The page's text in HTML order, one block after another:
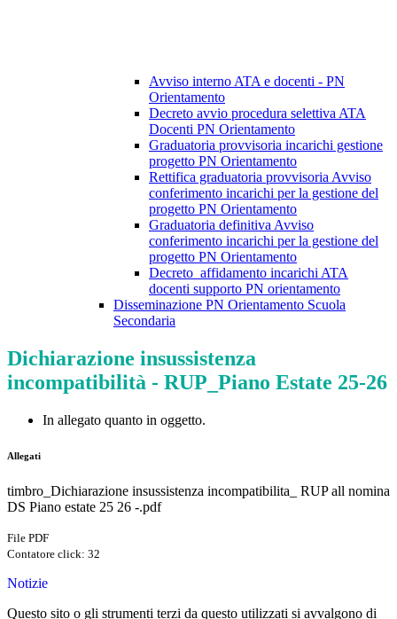
Avviso interno ATA e docenti - PN
Orientamento
Decreto avvio procedura selettiva ATA
Docenti PN Orientamento
Graduatoria provvisoria incarichi gestione
progetto PN Orientamento
Rettifica graduatoria provvisoria Avviso
conferimento incarichi per la gestione del
progetto PN Orientamento
Graduatoria definitiva Avviso
conferimento incarichi per la gestione del
progetto PN Orientamento
Decreto_affidamento incarichi ATA
docenti supporto PN orientamento
Disseminazione PN Orientamento Scuola
Secondaria
Dichiarazione insussistenza
incompatibilità - RUP_Piano Estate 25-26
In allegato quanto in oggetto.
Allegati
timbro_Dichiarazione insussistenza incompatibilita_ RUP all nomina
DS Piano estate 25 26 -.pdf
File PDF
Contatore click: 32
Notizie
Questo sito o gli strumenti terzi da questo utilizzati si avvalgono di